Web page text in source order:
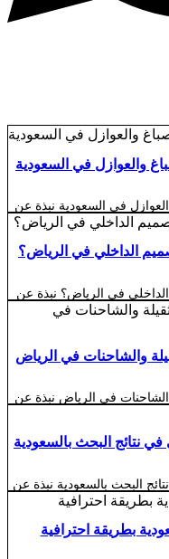
والعوازل في السعودية
في السعودية نبذة عن
والعوازل في السعودية أصبح
والعوازل في السعودية خطوة
الراغبة في توسيع نشاطها
المنازل والمشروعات
الداخلي في الرياض؟
في الرياض؟ نبذة عن
في الرياض؟ اختيار
الرياض ليس قرارًا بسيطًا
الذي تعدك الشركة بتحقيقه،
يحتاج إلى فهم عميق
والشاحنات في الرياض
في الرياض نبذة عن
والخصائص المطلوبة
واضح بين موقع تعريفي يعرض
نتائج البحث بالسعودية
البحث بالسعودية نبذة عن
البحث بالسعودية أصبح
البحث بالسعودية من أهم
والتنفيذ على الوصول
الذي يرغب في تصميم فيلا
بطريقة احترافية